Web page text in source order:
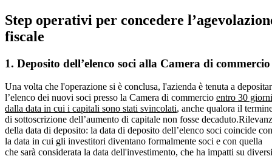
Step operativi per concedere
fiscale
1. Deposito dell’elenco soci alla Camera di commercio
Una volta che l'operazione si è conclusa, l'azienda è tenuta a
l’elenco dei nuovi soci presso la Camera di commercio entro 30 giorni
dalla data in cui i capitali sono stati svincolati, anche qualora il
di sottoscrizione dell’aumento di capitale non fosse
della data di deposito: la data di deposito dell’elenco soci coincide con
la data in cui gli investitori diventano formalmente soci e con quella
che sarà considerata la data dell'investimento, che ha impatti su diversi